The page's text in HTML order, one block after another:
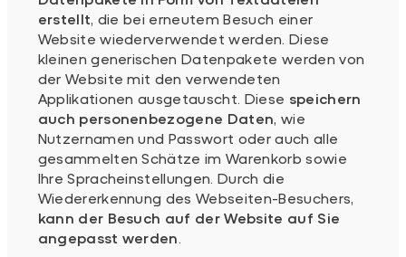
erstellt, die bei erneutem Besuch einer
Website wiederverwendet werden. Diese
kleinen generischen Datenpakete werden von
der Website mit den verwendeten
Applikationen ausgetauscht. Diese speichern
auch personenbezogene Daten, wie
Nutzernamen und Passwort oder auch alle
gesammelten Schätze im Warenkorb sowie
Ihre Spracheinstellungen. Durch die
Wiedererkennung des Webseiten-Besuchers,
kann der Besuch auf der Website auf Sie
angepasst werden.